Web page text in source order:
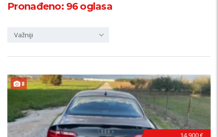
PRETRAŽI
Pronađeno: 96oglasa
Važniji
8
14.900 €